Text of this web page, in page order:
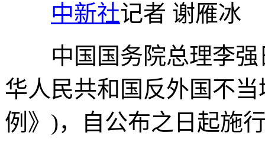
中新社记者 谢雁冰
中国国务院总理李强
华人民共和国反外国不
例》)，自公布之日起施